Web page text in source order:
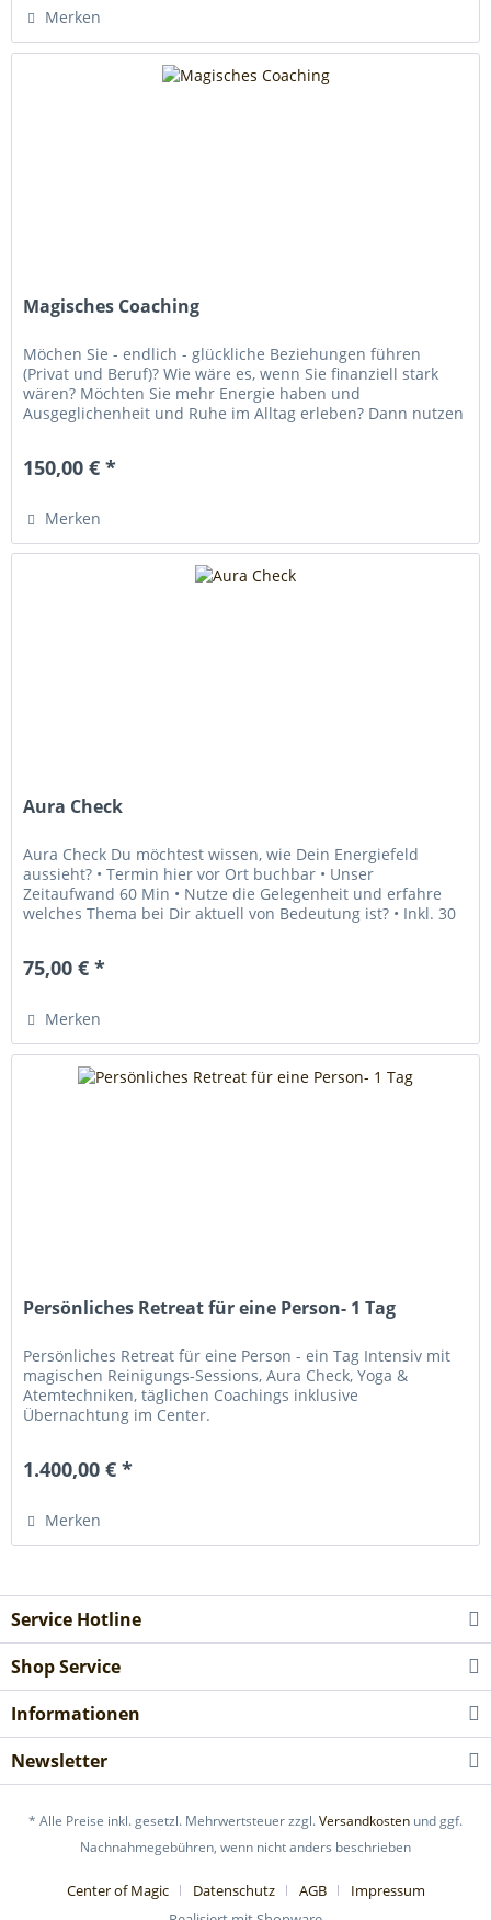
Merken
Magisches Coaching
Möchen Sie - endlich - glückliche Beziehungen führen
(Privat und Beruf)? Wie wäre es, wenn Sie finanziell stark
wären? Möchten Sie mehr Energie haben und
Ausgeglichenheit und Ruhe im Alltag erleben? Dann nutzen
150,00 € *
Merken
Aura Check
Aura Check Du möchtest wissen, wie Dein Energiefeld
aussieht? • Termin hier vor Ort buchbar • Unser
Zeitaufwand 60 Min • Nutze die Gelegenheit und erfahre
welches Thema bei Dir aktuell von Bedeutung ist? • Inkl. 30
75,00 € *
Merken
Persönliches Retreat für eine Person- 1 Tag
Persönliches Retreat für eine Person - ein Tag Intensiv mit
magischen Reinigungs-Sessions, Aura Check, Yoga &
Atemtechniken, täglichen Coachings inklusive
Übernachtung im Center.
1.400,00 € *
Merken
Service Hotline
Shop Service
Informationen
Newsletter
* Alle Preise inkl. gesetzl. Mehrwertsteuer zzgl.Versandkosten und ggf.
Nachnahmegebühren, wenn nicht anders beschrieben
Center of Magic Datenschutz AGB
Impressum